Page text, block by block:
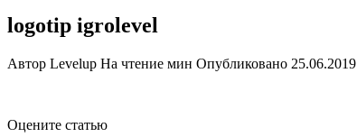
logotip igrolevel
Автор Levelup На чтение мин Опубликовано 25.06.2019
Оцените статью